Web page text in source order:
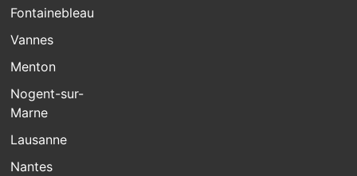
Fontainebleau
Vannes
Menton
Nogent-sur-
Marne
Lausanne
Nantes